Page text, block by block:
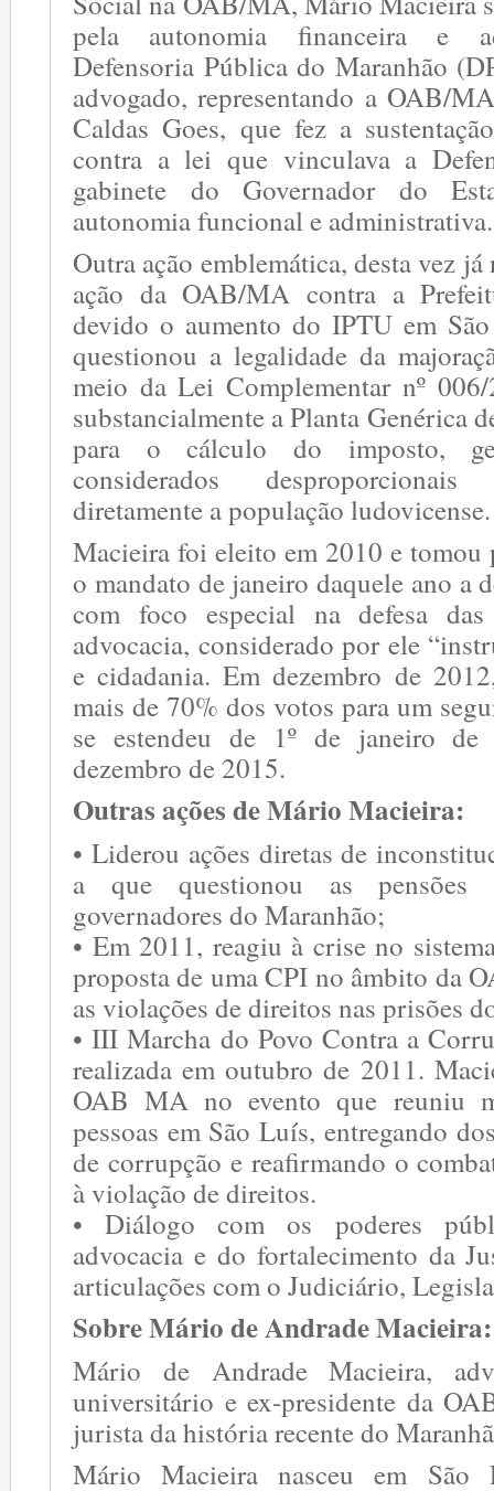
pela autonomia financeira e
Defensoria Pública do Maranhão
advogado, representando a OAB/
Caldas Goes, que fez a
contra a lei que vinculava a
gabinete do Governador do
autonomia funcional e administrativa.
Outra ação emblemática, desta vez já
ação da OAB/MA contra a
devido o aumento do IPTU em
questionou a legalidade da
meio da Lei Complementar nº
substancialmente a Planta Genérica
para o cálculo do imposto,
considerados
diretamente a população ludovicense.
Macieira foi eleito em 2010 e tomou
o mandato de janeiro daquele ano a
com foco especial na defesa das
advocacia, considerado por ele
e cidadania. Em dezembro de
mais de 70% dos votos para um
se estendeu de 1º de janeiro
dezembro de 2015.
Outras ações de Mário Macieira:
• Liderou ações diretas de
a que questionou as
governadores do Maranhão;
• Em 2011, reagiu à crise no
proposta de uma CPI no âmbito da
as violações de direitos nas prisões
• III Marcha do Povo Contra a
realizada em outubro de 2011.
OAB MA no evento que reuniu
pessoas em São Luís, entregando
de corrupção e reafirmando o
à violação de direitos.
• Diálogo com os poderes
advocacia e do fortalecimento da
articulações com o Judiciário,
Sobre Mário de Andrade Macieira:
Mário de Andrade Macieira,
universitário e ex-presidente da
jurista da história recente do
Mário Macieira nasceu em